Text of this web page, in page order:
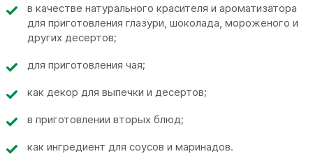
в качестве натурального красителя и ароматизатора
для приготовления глазури, шоколада, мороженого и
других десертов;
для приготовления чая;
как декор для выпечки и десертов;
в приготовлении вторых блюд;
как ингредиент для соусов и маринадов.